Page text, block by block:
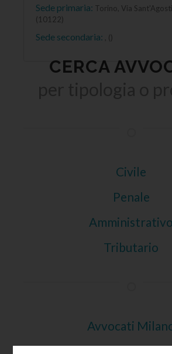
Sede primaria: Torino, Via
(10122)
Sede secondaria: , ()
CERCA
Civile
Penale
Amministrativo
Tributario
Avvocati
Avvocati Roma